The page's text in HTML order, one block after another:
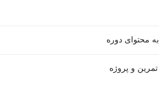
محتوای دوره